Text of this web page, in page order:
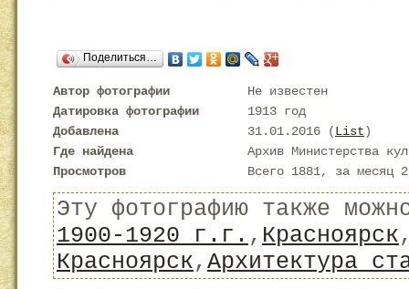
Поделиться…
Автор фотографии
Не известен
Датировка фотографии
1913 год
Добавлена
31.01.2016 (List)
Где найдена
Архив Министерства
Просмотров
Всего 1881, за месяц
Эту фотографию также
1900-1920 г.г. , Красноярск
Красноярск, Архитектура